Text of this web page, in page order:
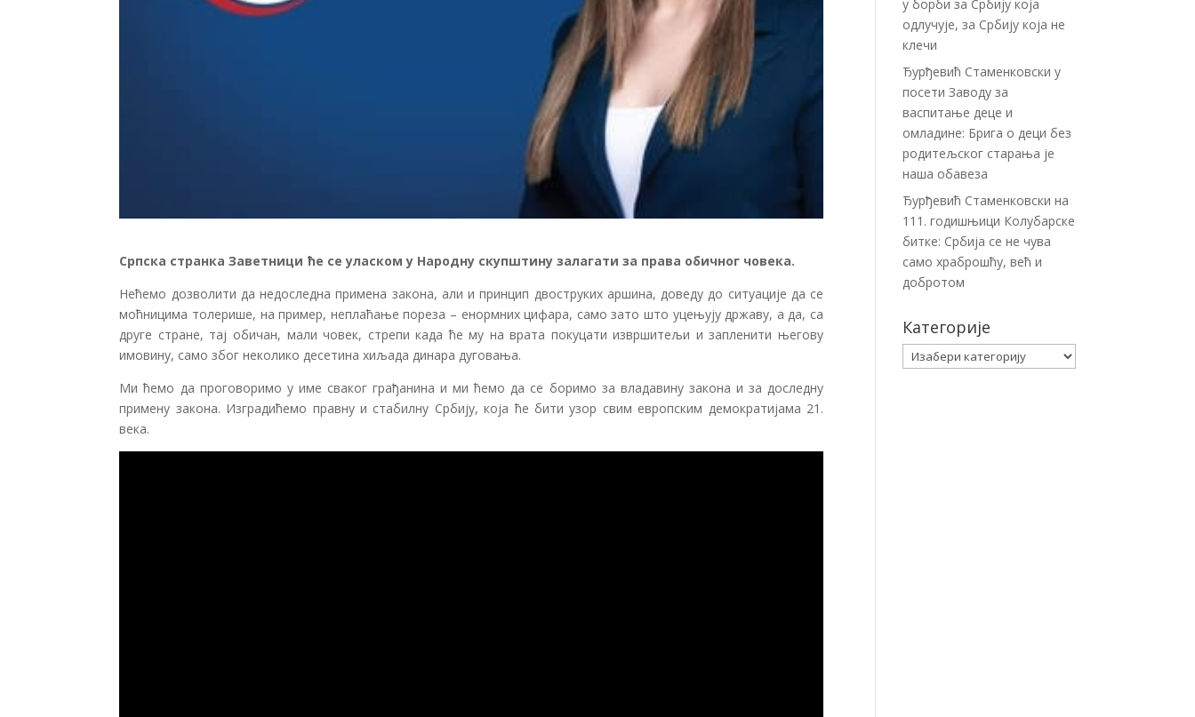
Српска странка Заветници ће се уласком у Народну скупштину залагати за права обичног човека.
Нећемо дозволити да недоследна примена закона, али и принцип двоструких аршина, доведу до ситуације да се
моћницима толерише, на пример, неплаћање пореза – енормних цифара, само зато што уцењују државу, а да, са
друге стране, тај обичан, мали човек, стрепи када ће му на врата покуцати извршитељи и запленити његову
имовину, само због неколико десетина хиљада динара дуговања.
Ми ћемо да проговоримо у име сваког грађанина и ми ћемо да се боримо за владавину закона и за доследну
примену закона. Изградићемо правну и стабилну Србију, која ће бити узор свим европским демократијама 21.
века.
у борби за Србију која
одлучује, за Србију која не
клечи
Ђурђевић Стаменковски у
посети Заводу за
васпитање деце и
омладине: Брига о деци без
родитељског старања је
наша обавеза
Ђурђевић Стаменковски на
111. годишњици Колубарске
битке: Србија се не чува
само храброшћу, већ и
добротом
Категорије
Категорије